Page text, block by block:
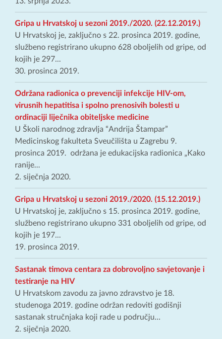
Gripa u Hrvatskoj u sezoni 2019./2020. (22.12.2019.)
U Hrvatskoj je, zaključno s 22. prosinca 2019. godine,
službeno registrirano ukupno 628 oboljelih od gripe, od
kojih je 297...
30. prosinca 2019.
Održana radionica o prevenciji infekcije HIV-om,
virusnih hepatitisa i spolno prenosivih bolesti u
ordinaciji liječnika obiteljske medicine
U Školi narodnog zdravlja “Andrija Štampar”
Medicinskog fakulteta Sveučilišta u Zagrebu 9.
prosinca 2019. održana je edukacijska radionica „Kako
ranije...
2. siječnja 2020.
Gripa u Hrvatskoj u sezoni 2019./2020. (15.12.2019.)
U Hrvatskoj je, zaključno s 15. prosinca 2019. godine,
službeno registrirano ukupno 331 oboljelih od gripe, od
kojih je 197...
19. prosinca 2019.
Sastanak timova centara za dobrovoljno savjetovanje i
testiranje na HIV
U Hrvatskom zavodu za javno zdravstvo je 18.
studenoga 2019. godine održan redoviti godišnji
sastanak stručnjaka koji rade u području...
2. siječnja 2020.